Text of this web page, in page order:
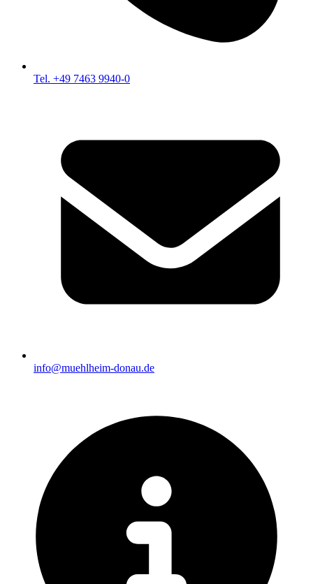
Tel. +49 7463 9940-0
info@muehlheim-donau.de